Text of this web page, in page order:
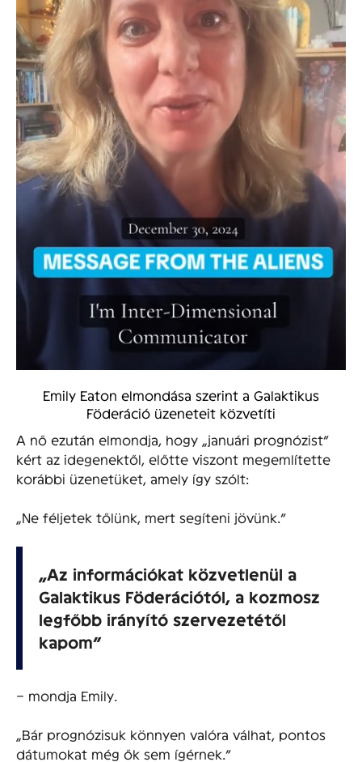
Emily Eaton elmondása szerint a Galaktikus
Föderáció üzeneteit közvetíti
A nő ezután elmondja, hogy „januári prognózist”
kért az idegenektől, előtte viszont megemlítette
korábbi üzenetüket, amely így szólt:
„Ne féljetek tőlünk, mert segíteni jövünk.”
„Az információkat közvetlenül a
Galaktikus Föderációtól, a kozmosz
legfőbb irányító szervezetétől
kapom”
– mondja Emily.
„Bár prognózisuk könnyen valóra válhat, pontos
dátumokat még ők sem ígérnek.”